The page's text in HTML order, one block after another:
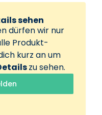
sehen
dürfen wir nur
Produkt-
kurz an um
zu sehen.